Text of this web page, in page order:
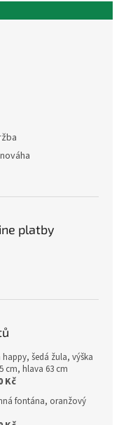
platby
happy, šedá žula, výška
cm, hlava 63 cm
Kč
fontána, oranžový